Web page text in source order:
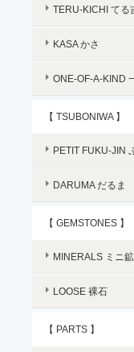
TERU-KICHI てる
KASA かさ
ONE-OF-A-KIND
【 TSUBONIWA 】
PETIT FUKU-JIN
DARUMA だるま
【 GEMSTONES 】
MINERALS ミニ
LOOSE 裸石
【 PARTS 】